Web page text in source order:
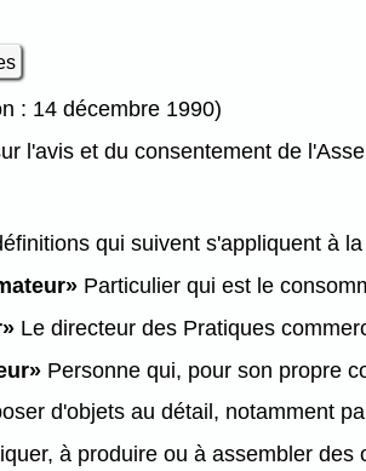
: 14 décembre 1990)
l'avis et du consentement de
qui suivent s'appliquent à
Particulier qui est le
Le directeur des Pratiques
Personne qui, pour son propre
d'objets au détail, notamment
à produire ou à assembler des